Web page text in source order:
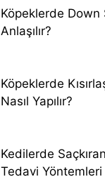
Köpeklerde Down
Anlaşılır?
Köpeklerde
Nasıl Yapılır?
Kedilerde
Tedavi Yöntemleri